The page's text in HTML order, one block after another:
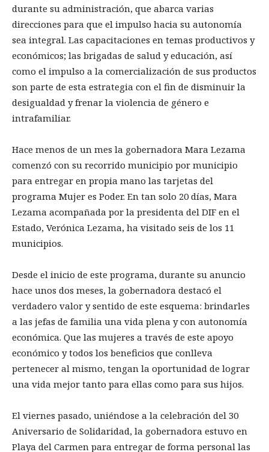
durante su administración, que abarca varias
direcciones para que el impulso hacia su autonomía
sea integral. Las capacitaciones en temas productivos y
económicos; las brigadas de salud y educación, así
como el impulso a la comercialización de sus productos
son parte de esta estrategia con el fin de disminuir la
desigualdad y frenar la violencia de género e
intrafamiliar.
Hace menos de un mes la gobernadora Mara Lezama
comenzó con su recorrido municipio por municipio
para entregar en propia mano las tarjetas del
programa Mujer es Poder. En tan solo 20 días, Mara
Lezama acompañada por la presidenta del DIF en el
Estado, Verónica Lezama, ha visitado seis de los 11
municipios.
Desde el inicio de este programa, durante su anuncio
hace unos dos meses, la gobernadora destacó el
verdadero valor y sentido de este esquema: brindarles
a las jefas de familia una vida plena y con autonomía
económica. Que las mujeres a través de este apoyo
económico y todos los beneficios que conlleva
pertenecer al mismo, tengan la oportunidad de lograr
una vida mejor tanto para ellas como para sus hijos.
El viernes pasado, uniéndose a la celebración del 30
Aniversario de Solidaridad, la gobernadora estuvo en
Playa del Carmen para entregar de forma personal las